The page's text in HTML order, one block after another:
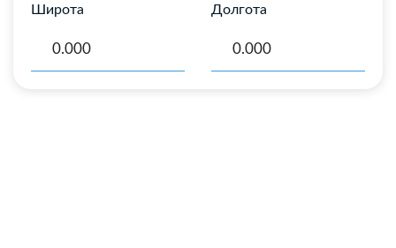
Широта Долгота